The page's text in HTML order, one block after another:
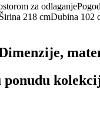
za odlaganje
Širina 218 cmDubina 102